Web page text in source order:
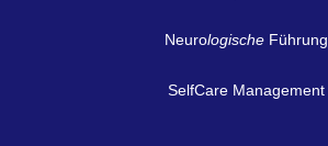
NeurologischeFührung
SelfCare Management